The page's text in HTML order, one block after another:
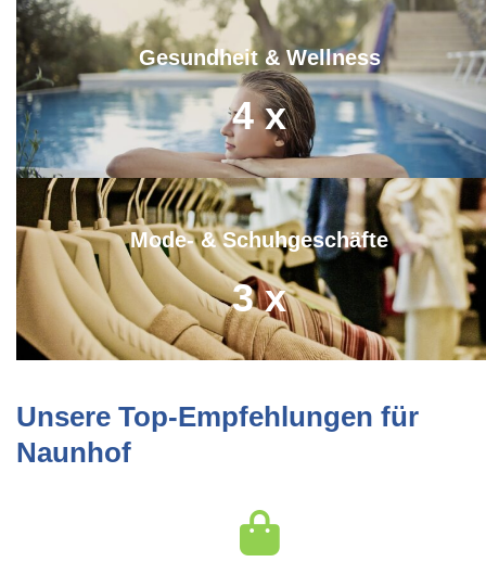
Gesundheit & Wellness
4 x
Mode- & Schuhgeschäfte
3 x
Unsere Top-Empfehlungen für
Naunhof